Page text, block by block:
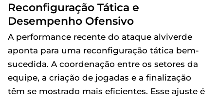
Reconfiguração Tática e
Desempenho Ofensivo
A performance recente do ataque alviverde
aponta para uma reconfiguração tática bem-
sucedida. A coordenação entre os setores da
equipe, a criação de jogadas e a finalização
têm se mostrado mais eficientes. Esse ajuste é